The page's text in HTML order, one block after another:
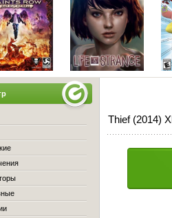
Thief (2014)